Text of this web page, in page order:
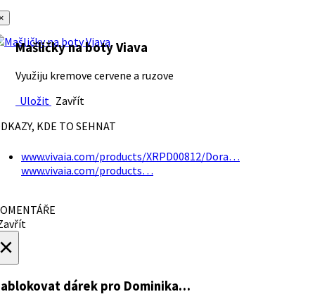
Mašličky na boty Viava
Využiju kremove cervene a ruzove
Uložit Zavřít
KDE TO SEHNAT
www.vivaia.com/products/XRPD00812/Dora…
www.vivaia.com/products…
dárek pro Dominika…